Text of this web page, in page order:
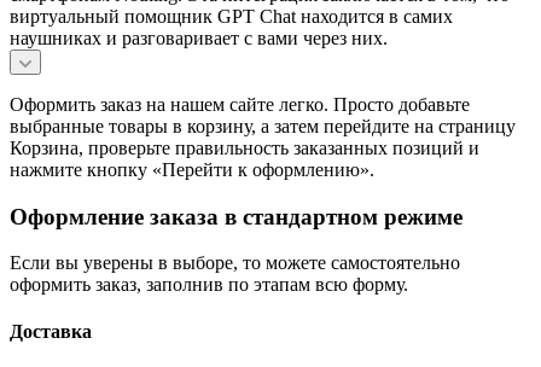
виртуальный помощник GPT Chat находится в самих
наушниках и разговаривает с вами через них.
Оформить заказ на нашем сайте легко. Просто добавьте
выбранные товары в корзину, а затем перейдите на страницу
Корзина, проверьте правильность заказанных позиций и
нажмите кнопку «Перейти к оформлению».
Оформление заказа в стандартном режиме
Если вы уверены в выборе, то можете самостоятельно
оформить заказ, заполнив по этапам всю форму.
Доставка